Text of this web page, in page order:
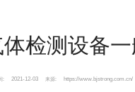
检测设备
: 2021-12-03 来源: https://www.bjstrong.com.cn/